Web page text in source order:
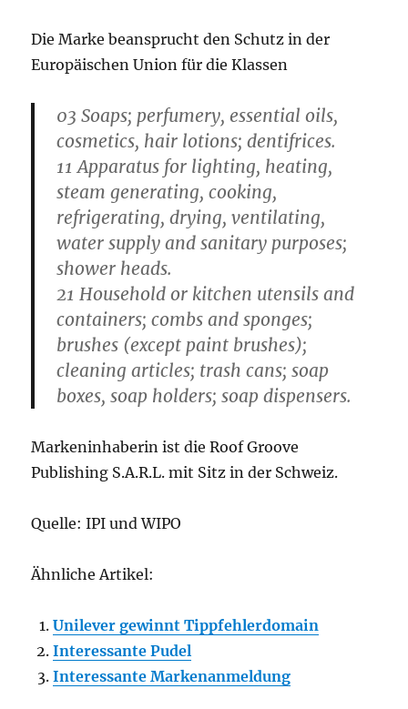
Die Marke beansprucht den Schutz in der
Europäischen Union für die Klassen
03 Soaps; perfumery, essential oils,
cosmetics, hair lotions; dentifrices.
11 Apparatus for lighting, heating,
steam generating, cooking,
refrigerating, drying, ventilating,
water supply and sanitary purposes;
shower heads.
21 Household or kitchen utensils and
containers; combs and sponges;
brushes (except paint brushes);
cleaning articles; trash cans; soap
boxes, soap holders; soap dispensers.
Markeninhaberin ist die Roof Groove
Publishing S.A.R.L. mit Sitz in der Schweiz.
Quelle: IPI und WIPO
Ähnliche Artikel:
Unilever gewinnt Tippfehlerdomain
Interessante Pudel
Interessante Markenanmeldung